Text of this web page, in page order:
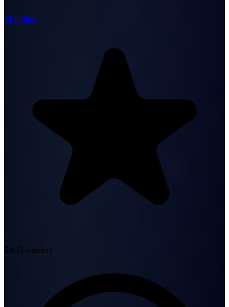
Elektriker ·
5.0 (3 omtaler) ·